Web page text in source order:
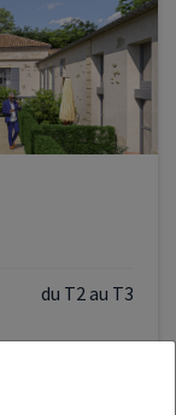
du T2 au T3